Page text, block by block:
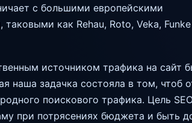
с большими европейскими
как Rehau, Roto, Veka, Funke
источником трафика на сайт
наша задачка состояла в том, чтоб
поискового трафика. Цель
при потрясениях бюджета и быть